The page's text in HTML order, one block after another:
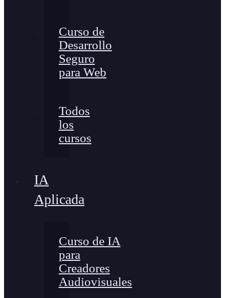
Curso de
Desarrollo
Seguro
para Web
Todos
los
cursos
IA
Aplicada
Curso de IA
para
Creadores
Audiovisuales